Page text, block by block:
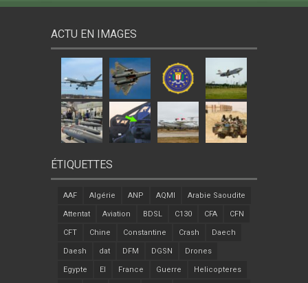
ACTU EN IMAGES
ÉTIQUETTES
AAF Algérie ANP AQMI Arabie Saoudite
Attentat Aviation BDSL C130 CFA CFN
CFT Chine Constantine Crash Daech
Daesh dat DFM DGSN Drones
Egypte EI France Guerre Helicopteres